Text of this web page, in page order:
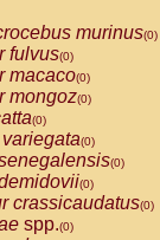
murinus(0)
fulvus(0)
macaco(0)
mongoz(0)
(0)
(0)
(0)
(0)
crassicaudatus(0)
spp.(0)